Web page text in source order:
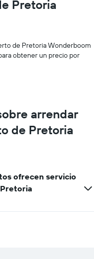
Pretoria
de Pretoria Wonderboom
obtener un precio por
arrendar
de Pretoria
ofrecen servicio